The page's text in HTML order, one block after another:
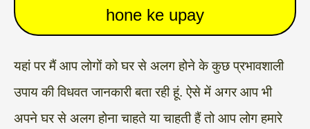
hone ke upay
यहां पर मैं आप लोगों को घर से अलग होने के कुछ प्रभावशाली
उपाय की विधवत जानकारी बता रही हूं. ऐसे में अगर आप भी
अपने घर से अलग होना चाहते या चाहती हैं तो आप लोग हमारे